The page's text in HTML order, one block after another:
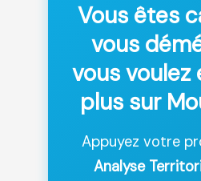
Vous êtes
vous
vous voulez
plus sur
Appuyez votre
Analyse